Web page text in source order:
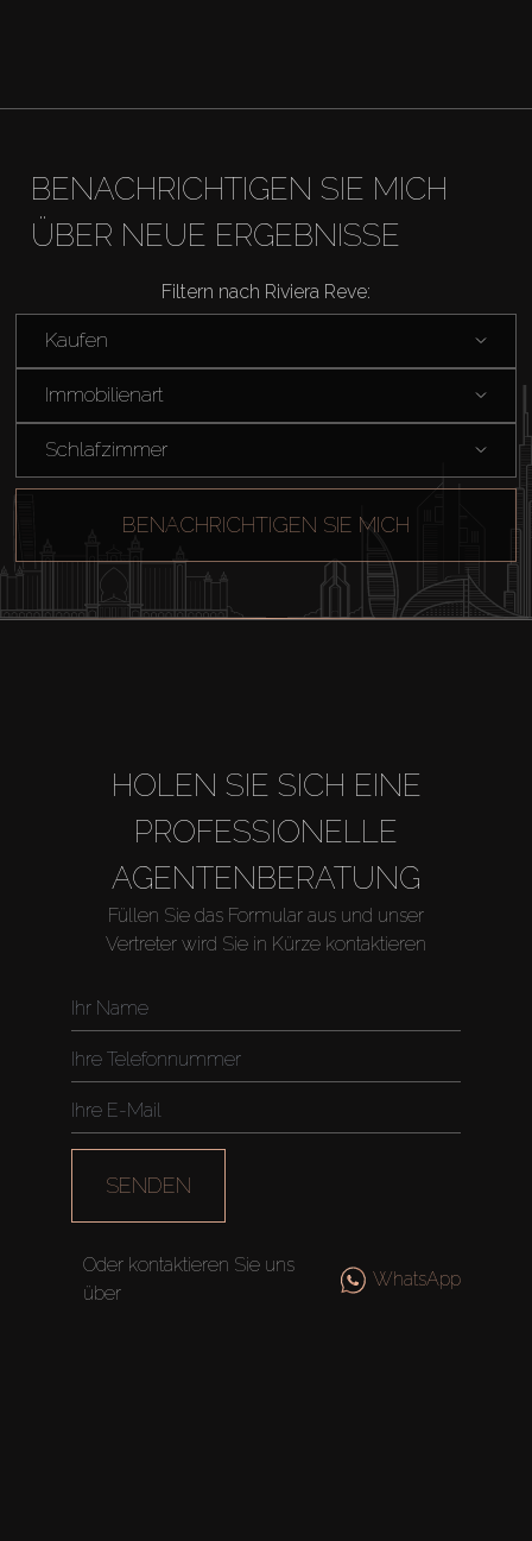
Off-Plan
About Us
BENACHRICHTIGEN SIE MICH
ÜBER NEUE ERGEBNISSE
Filtern nach Riviera Reve:
Kaufen
Immobilienart
Schlafzimmer
BENACHRICHTIGEN SIE MICH
HOLEN SIE SICH EINE
PROFESSIONELLE
AGENTENBERATUNG
Füllen Sie das Formular aus und unser
Vertreter wird Sie in Kürze kontaktieren
SENDEN
Oder kontaktieren Sie uns
über
WhatsApp